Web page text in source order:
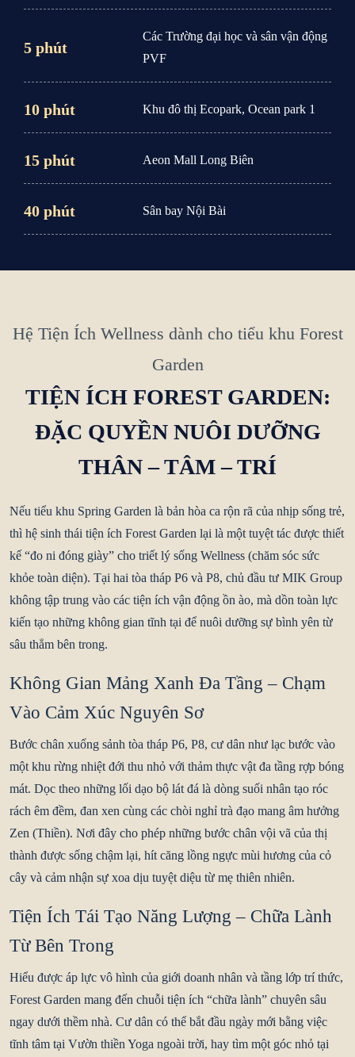
5 phút
Các Trường đại học và sân vận động
PVF
10 phút Khu đô thị Ecopark, Ocean park 1
15 phút Aeon Mall Long Biên
40 phút Sân bay Nội Bài
Hệ Tiện Ích Wellness dành cho tiểu khu Forest
Garden
TIỆN ÍCH FOREST GARDEN:
ĐẶC QUYỀN NUÔI DƯỠNG
THÂN – TÂM – TRÍ
Nếu tiểu khu Spring Garden là bản hòa ca rộn rã của nhịp sống trẻ,
thì hệ sinh thái tiện ích Forest Garden lại là một tuyệt tác được thiết
kế “đo ni đóng giày” cho triết lý sống Wellness (chăm sóc sức
khỏe toàn diện). Tại hai tòa tháp P6 và P8, chủ đầu tư MIK Group
không tập trung vào các tiện ích vận động ồn ào, mà dồn toàn lực
kiến tạo những không gian tĩnh tại để nuôi dưỡng sự bình yên từ
sâu thẳm bên trong.
Không Gian Mảng Xanh Đa Tầng – Chạm
Vào Cảm Xúc Nguyên Sơ
Bước chân xuống sảnh tòa tháp P6, P8, cư dân như lạc bước vào
một khu rừng nhiệt đới thu nhỏ với thảm thực vật đa tầng rợp bóng
mát. Dọc theo những lối dạo bộ lát đá là dòng suối nhân tạo róc
rách êm đềm, đan xen cùng các chòi nghỉ trà đạo mang âm hưởng
Zen (Thiền). Nơi đây cho phép những bước chân vội vã của thị
thành được sống chậm lại, hít căng lồng ngực mùi hương của cỏ
cây và cảm nhận sự xoa dịu tuyệt diệu từ mẹ thiên nhiên.
Tiện Ích Tái Tạo Năng Lượng – Chữa Lành
Từ Bên Trong
Hiểu được áp lực vô hình của giới doanh nhân và tầng lớp trí thức,
Forest Garden mang đến chuỗi tiện ích “chữa lành” chuyên sâu
ngay dưới thềm nhà. Cư dân có thể bắt đầu ngày mới bằng việc
tĩnh tâm tại Vườn thiền Yoga ngoài trời, hay tìm một góc nhỏ tại